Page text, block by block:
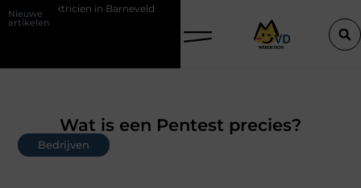
Nieuwe
artikelen
in Barneveld De Perfecte Gids voor Vloerbedekking in
Wat is een Pentest precies?
Bedrijven